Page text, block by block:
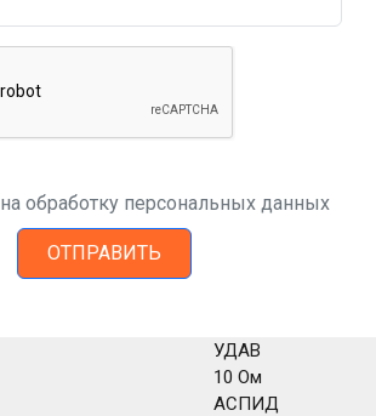
на обработку персональных данных
ОТПРАВИТЬ
УДАВ
10 Ом
АСПИД